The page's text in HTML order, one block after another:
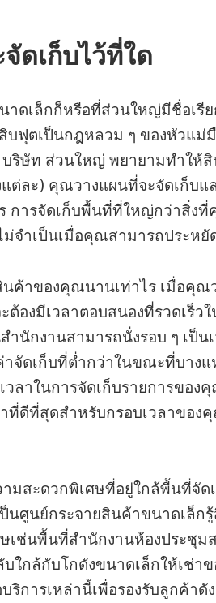
ดเก็บไว้ที่ใด
ดเล็กก็หรือที่ส่วนใหญ่มีชื่อเรี
ฟุตเป็นกฎหลวม ๆ ของหัวแม่
ริษัท ส่วนใหญ่ พยายามทำให้
ต่ละ) คุณวางแผนที่จะจัดเก็บแ
ารจัดเก็บพื้นที่ที่ใหญ่กว่าสิ่งที่
จำเป็นเมื่อคุณสามารถประหยั
ค้าของคุณนานเท่าไร เมื่อคุณ
ต้องมีเวลาตอบสนองที่รวดเร็
นักงานสามารถนั่งรอบ ๆ เป็น
าจัดเก็บที่ต่ำกว่าในขณะที่บาง
วลาในการจัดเก็บรายการขอ
าที่ดีที่สุดสำหรับกรอบเวลาของ
มสะดวกพิเศษที่อยู่ใกล้พื้นที่จั
นศูนย์กระจายสินค้าขนาดเล็ก
เช่นพื้นที่สำนักงานห้องประชุ
ใกล้กับโกดังขนาดเล็กให้เช่
ริการเหล่านี้เพื่อรองรับลูกค้า